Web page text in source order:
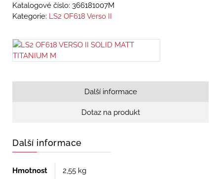
Katalogové číslo: 366181007M
Kategorie: LS2 OF618 Verso II
Další informace
Dotaz na produkt
Další informace
Hmotnost
2,55 kg